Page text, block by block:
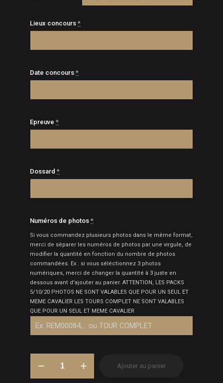
€130,00
Lieux concours *
Date concours *
Epreuve *
Dossard *
Numéros de photos *
Si vous commandez plusieurs photos dans le même format,
merci de séparer les numéros de photos par une virgule, de
modifier la quantité en fonction du nombre de photos
commandées. Ex : si vous séléctionnez 3 photos
numériques, merci de changer la quantité à 3 juste en
dessous avant d'ajouter au panier. ATTENTION, LES PACKS
5/10/20 PHOTOS NE SONT VALABLES QUE POUR UN SEUL ET
MEME CAVALIER LES TOURS COMPLET NE SONT VALABLES
QUE POUR UN SEUL ET MEME CAVALIER
Ajouter au panier